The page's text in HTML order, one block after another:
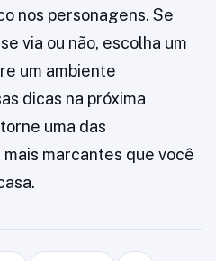
nos personagens. Se
via ou não, escolha um
um ambiente
dicas na próxima
uma das
marcantes que você